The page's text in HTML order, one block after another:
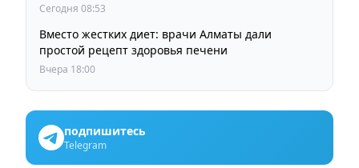
Сегодня 08:53
Вместо жестких диет: врачи Алматы дали
Вчера 18:00
подпишитесь
Telegram